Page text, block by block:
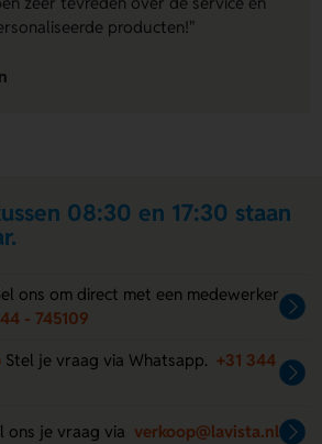
producten!"
08:30 en 17:30 staan
ons om direct met een medewerker
- 745109
Stel je vraag via Whatsapp. +31 344
ons je vraag via verkoop@lavista.nl